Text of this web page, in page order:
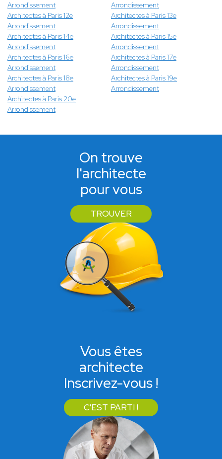
Arrondissement
Arrondissement
Architectes à Paris 12e
Arrondissement
Architectes à Paris 13e
Arrondissement
Architectes à Paris 14e
Arrondissement
Architectes à Paris 15e
Arrondissement
Architectes à Paris 16e
Arrondissement
Architectes à Paris 17e
Arrondissement
Architectes à Paris 18e
Arrondissement
Architectes à Paris 19e
Arrondissement
Architectes à Paris 20e
Arrondissement
On trouve
l'architecte
pour vous
TROUVER
Vous êtes
architecte
Inscrivez-vous !
C'EST PARTI !